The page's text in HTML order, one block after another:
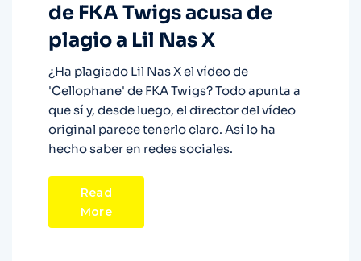
de FKA Twigs acusa de
plagio a Lil Nas X
¿Ha plagiado Lil Nas X el vídeo de
'Cellophane' de FKA Twigs? Todo apunta a
que sí y, desde luego, el director del vídeo
original parece tenerlo claro. Así lo ha
hecho saber en redes sociales.
Read
More